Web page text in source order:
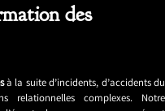
des
à la suite d’incidents, d’accidents du
relationnelles complexes. Notre